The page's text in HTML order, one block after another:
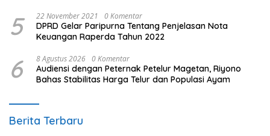
5 22 November 2021 0 Komentar
DPRD Gelar Paripurna Tentang Penjelasan Nota
Keuangan Raperda Tahun 2022
6 8 Agustus 2026 0 Komentar
Audiensi dengan Peternak Petelur Magetan, Riyono
Bahas Stabilitas Harga Telur dan Populasi Ayam
Berita Terbaru